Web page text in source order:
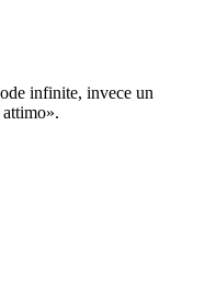
infinite, invece un